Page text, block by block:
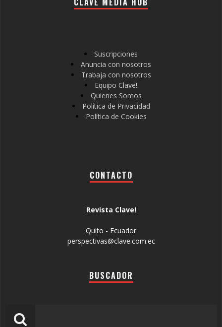
Suscripciones
Anuncia con nosotros
Trabaja con nosotros
Equipo Clave!
Quienes Somos
Política de Privacidad
Política de Cookies
CONTACTO
Revista Clave!
Quito - Ecuador
perspectivas@clave.com.ec
BUSCADOR